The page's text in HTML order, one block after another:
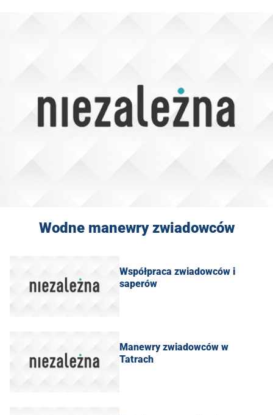
Wodne manewry zwiadowców
Współpraca zwiadowców i
saperów
Manewry zwiadowców w
Tatrach